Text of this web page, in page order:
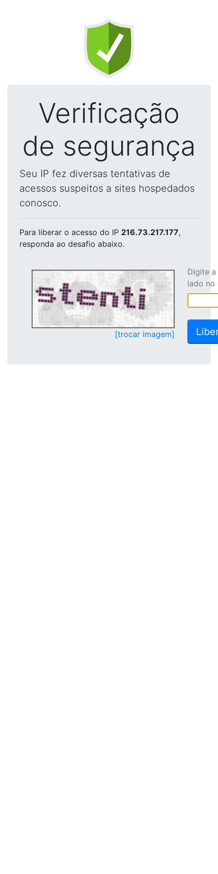
Verificação
de segurança
Seu IP fez diversas tentativas de
acessos suspeitos a sites hospedados
conosco.
Para liberar o acesso do IP 216.73.217.177,
responda ao desafio abaixo.
[trocar imagem]
Digite
lado no